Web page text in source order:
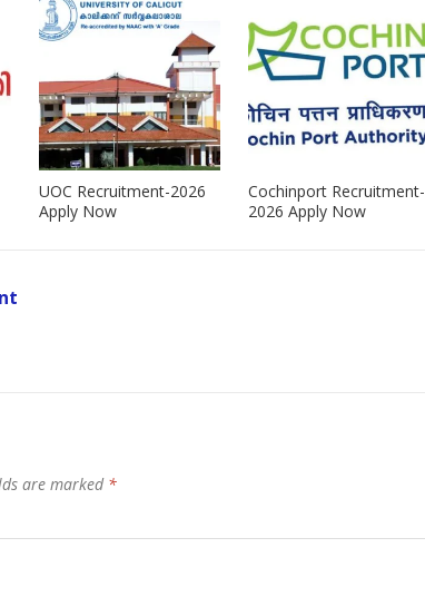
UOC Recruitment-2026
Apply Now
Cochinport Recruitment-
2026 Apply Now
are marked *